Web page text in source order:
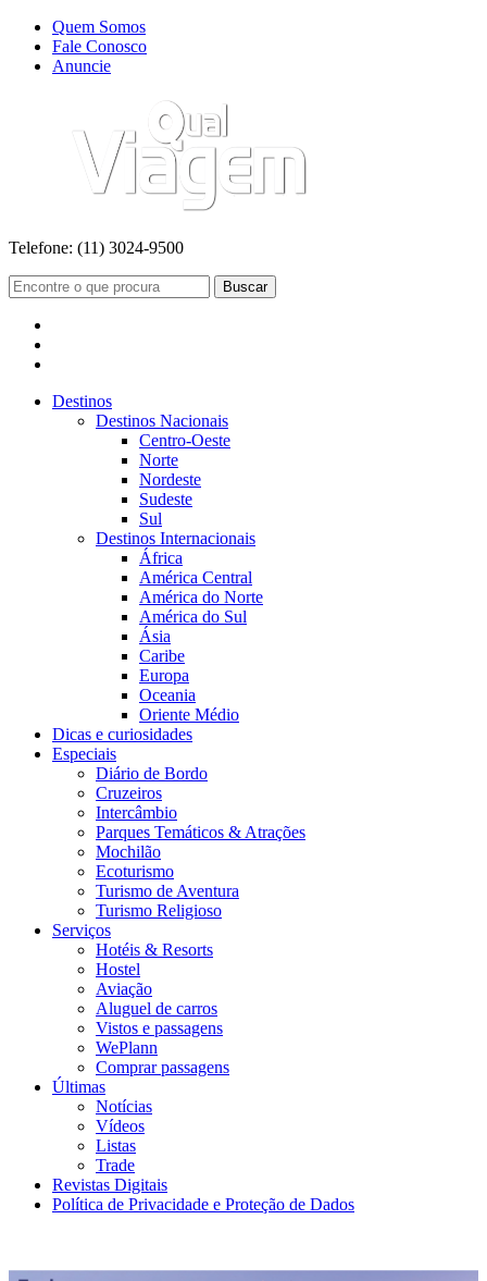
Quem Somos
Fale Conosco
Anuncie
Telefone: (11) 3024-9500
Buscar
Destinos
Destinos Nacionais
Centro-Oeste
Norte
Nordeste
Sudeste
Sul
Destinos Internacionais
África
América Central
América do Norte
América do Sul
Ásia
Caribe
Europa
Oceania
Oriente Médio
Dicas e curiosidades
Especiais
Diário de Bordo
Cruzeiros
Intercâmbio
Parques Temáticos & Atrações
Mochilão
Ecoturismo
Turismo de Aventura
Turismo Religioso
Serviços
Hotéis & Resorts
Hostel
Aviação
Aluguel de carros
Vistos e passagens
WePlann
Comprar passagens
Últimas
Notícias
Vídeos
Listas
Trade
Revistas Digitais
Política de Privacidade e Proteção de Dados